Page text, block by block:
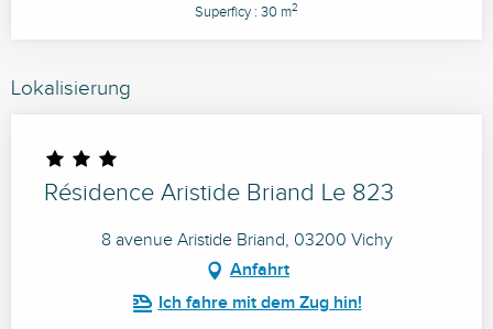
Superficy : 30 m2
Lokalisierung
Résidence Aristide Briand Le 823
8 avenue Aristide Briand, 03200 Vichy
Anfahrt
Ich fahre mit dem Zug hin!